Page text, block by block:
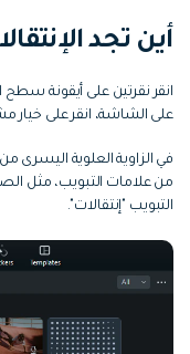
أين تجد
انقر نقرتين على أيقونة
على الشاشة، انقر على خيار
في الزاوية العلوية اليسرى
من علامات التبويب، مثل
التبويب "إنتقالات".